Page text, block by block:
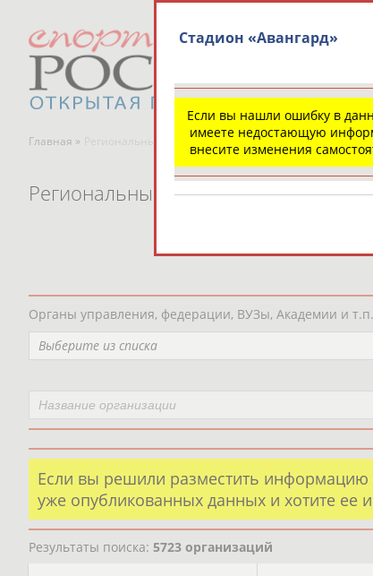
Главная » Региональные спортивные организации
Региональные спортивные
Органы управления, федерации, ВУЗы, Академии и т.п.
Выберите из списка
Если вы решили разместить
уже опубликованных данных и хотите ее
Результаты поиска: 5723 организаций
Стадион «Авангард»
Если вы нашли ошибку в
имеете недостающую
внесите изменения